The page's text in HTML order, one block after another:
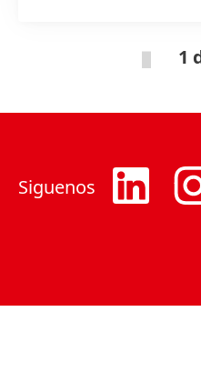
1
Siguenos